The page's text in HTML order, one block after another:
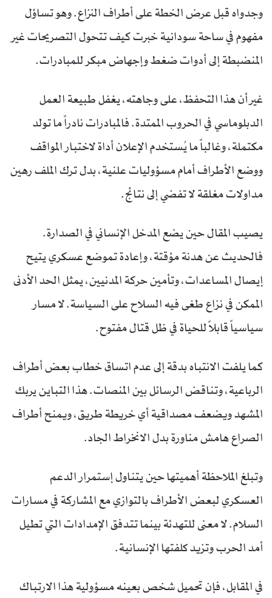
وجدواه قبل عرض الخطة على أطراف النزاع. وهو تساؤل
مفهوم في ساحة سودانية خبرت كيف تتحول التصريحات غير
المنضبطة إلى أدوات ضغط وإجهاض مبكر للمبادرات.
غير أن هذا التحفظ، على وجاهته، يغفل طبيعة العمل
الدبلوماسي في الحروب الممتدة. فالمبادرات نادراً ما تولد
مكتملة، وغالباً ما يُستخدم الإعلان أداة لاختبار المواقف
ووضع الأطراف أمام مسؤوليات علنية، بدل ترك الملف رهين
مداولات مغلقة لا تفضي إلى نتائج.
يصيب المقال حين يضع المدخل الإنساني في الصدارة.
فالحديث عن هدنة مؤقتة، وإعادة تموضع عسكري يتيح
إيصال المساعدات، وتأمين حركة المدنيين، يمثل الحد الأدنى
الممكن في نزاع طغى فيه السلاح على السياسة. لا مسار
سياسياً قابلاً للحياة في ظل قتال مفتوح.
كما يلفت الانتباه بدقة إلى عدم اتساق خطاب بعض أطراف
الرباعية، وتناقض الرسائل بين المنصات. هذا التباين يربك
المشهد ويضعف مصداقية أي خريطة طريق، ويمنح أطراف
الصراع هامش مناورة بدل الانخراط الجاد.
وتبلغ الملاحظة أهميتها حين يتناول إستمرار الدعم
العسكري لبعض الأطراف بالتوازي مع المشاركة في مسارات
السلام. لا معنى للتهدئة بينما تتدفق الإمدادات التي تطيل
أمد الحرب وتزيد كلفتها الإنسانية.
في المقابل، فإن تحميل شخص بعينه مسؤولية هذا الارتباك